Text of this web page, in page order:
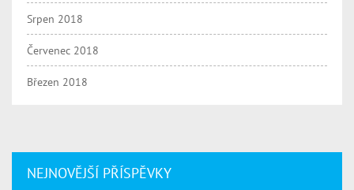
Srpen 2018
Červenec 2018
Březen 2018
NEJNOVĚJŠÍ PŘÍSPĚVKY